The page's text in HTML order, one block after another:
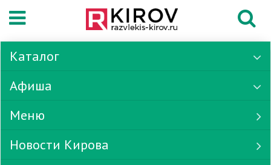
Каталог
Афиша
Меню
Новости Кирова